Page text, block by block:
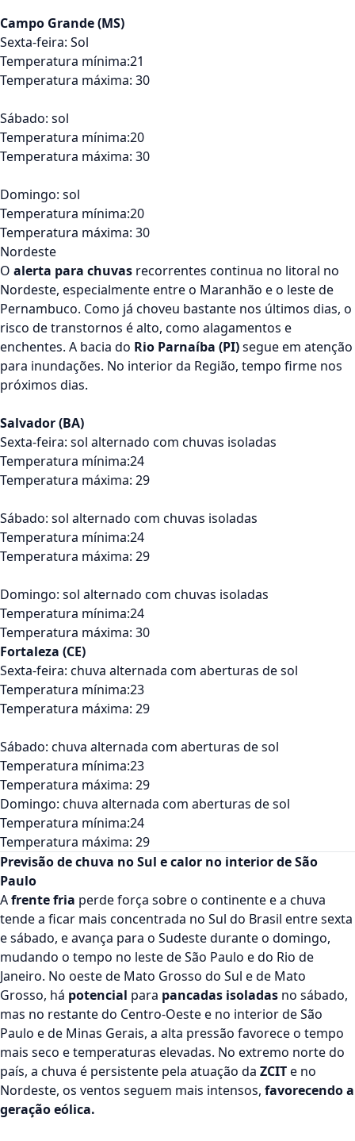
Campo Grande (MS)
Sexta-feira: Sol
Temperatura mínima:21
Temperatura máxima: 30
Sábado: sol
Temperatura mínima:20
Temperatura máxima: 30
Domingo: sol
Temperatura mínima:20
Temperatura máxima: 30
Nordeste
O alerta para chuvas recorrentes continua no litoral no
Nordeste, especialmente entre o Maranhão e o leste de
Pernambuco. Como já choveu bastante nos últimos dias, o
risco de transtornos é alto, como alagamentos e
enchentes. A bacia do Rio Parnaíba (PI)segue em atenção
para inundações. No interior da Região, tempo firme nos
próximos dias.
Salvador (BA)
Sexta-feira: sol alternado com chuvas isoladas
Temperatura mínima:24
Temperatura máxima: 29
Sábado: sol alternado com chuvas isoladas
Temperatura mínima:24
Temperatura máxima: 29
Domingo: sol alternado com chuvas isoladas
Temperatura mínima:24
Temperatura máxima: 30
Fortaleza (CE)
Sexta-feira: chuva alternada com aberturas de sol
Temperatura mínima:23
Temperatura máxima: 29
Sábado: chuva alternada com aberturas de sol
Temperatura mínima:23
Temperatura máxima: 29
Domingo: chuva alternada com aberturas de sol
Temperatura mínima:24
Temperatura máxima: 29
Previsão de chuva no Sul e calor no interior de São
Paulo
Afrente fria perde força sobre o continente e a chuva
tende a ficar mais concentrada no Sul do Brasil entre sexta
e sábado, e avança para o Sudeste durante o domingo,
mudando o tempo no leste de São Paulo e do Rio de
Janeiro. No oeste de Mato Grosso do Sul e de Mato
Grosso, há potencial para pancadas isoladas no sábado,
mas no restante do Centro-Oeste e no interior de São
Paulo e de Minas Gerais, a alta pressão favorece o tempo
mais seco e temperaturas elevadas. No extremo norte do
país, a chuva é persistente pela atuação da ZCITe no
Nordeste, os ventos seguem mais intensos, favorecendo a
geração eólica.